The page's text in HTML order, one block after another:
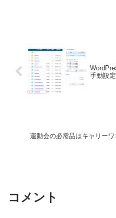
手動設
運動会の必需品はキャリーワ
コメント